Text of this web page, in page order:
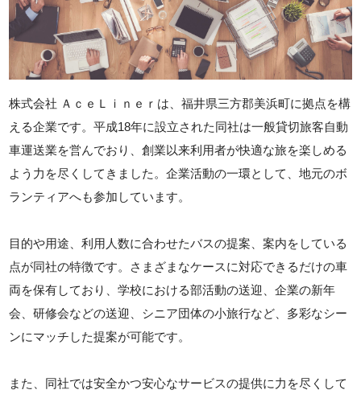
株式会社 ＡｃｅＬｉｎｅｒは、福井県三方郡美浜町に拠点を構
える企業です。平成18年に設立された同社は一般貸切旅客自動
車運送業を営んでおり、創業以来利用者が快適な旅を楽しめる
よう力を尽くしてきました。企業活動の一環として、地元のボ
ランティアへも参加しています。
目的や用途、利用人数に合わせたバスの提案、案内をしている
点が同社の特徴です。さまざまなケースに対応できるだけの車
両を保有しており、学校における部活動の送迎、企業の新年
会、研修会などの送迎、シニア団体の小旅行など、多彩なシー
ンにマッチした提案が可能です。
また、同社では安全かつ安心なサービスの提供に力を尽くして